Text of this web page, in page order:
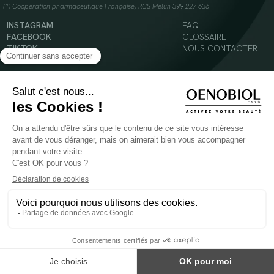
(1) Coopération pharmaceutique Française, RCS Melun 399 227 636
INSTAGRAM
FACEBOOK
TIKTOK
YOUTUBE
FAQ
GLOSSAIRE
NOUS CONTACTER
© 2024 Oenobiol Paris
Mentions légales
Politique en matière de cookies
POUR VOTRE SANTÉ, MANGEZ AU MOINS CINQ FRUITS ET LÉGUMES PAR JOUR -
Les complément alimentaires doivent être utilisés dans le cadre d'un mode de vie sain et
ne pas être utilisés comme substituts d'un régimes alimentaire varié et équilibré.